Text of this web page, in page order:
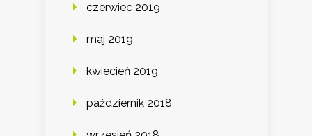
czerwiec 2019
maj 2019
kwiecień 2019
październik 2018